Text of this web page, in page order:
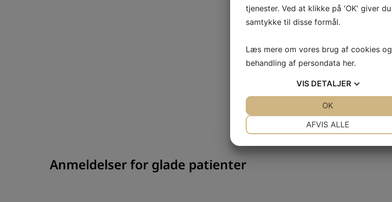
Anmeldelser for glade patienter
tjenester. Ved at klikke på 'OK' giver du
samtykke til disse formål.
Læs mere om vores brug af cookies og
behandling af persondata her.
VIS DETALJER
AFVIS ALLE
OK